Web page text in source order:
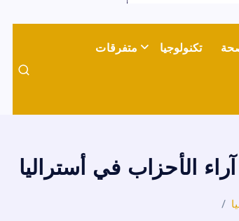
تكنولوجيا متفرقات
الأحزاب في أستراليا